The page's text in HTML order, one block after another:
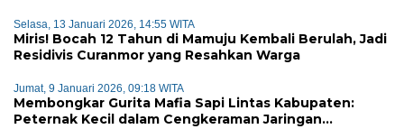
Selasa, 13 Januari 2026, 14:55 WITA
Miris! Bocah 12 Tahun di Mamuju Kembali Berulah, Jadi
Residivis Curanmor yang Resahkan Warga
Jumat, 9 Januari 2026, 09:18 WITA
Membongkar Gurita Mafia Sapi Lintas Kabupaten:
Peternak Kecil dalam Cengkeraman Jaringan